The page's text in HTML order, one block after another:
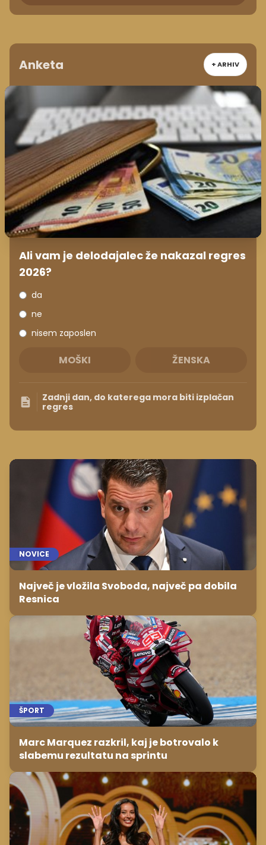
Anketa + ARHIV
Ali vam je delodajalec že nakazal regres
2026?
da
ne
nisem zaposlen
MOŠKI ŽENSKA
Zadnji dan, do katerega mora biti izplačan
regres
NOVICE
Največ je vložila Svoboda, največ pa dobila
Resnica
ŠPORT
Marc Marquez razkril, kaj je botrovalo k
slabemu rezultatu na sprintu